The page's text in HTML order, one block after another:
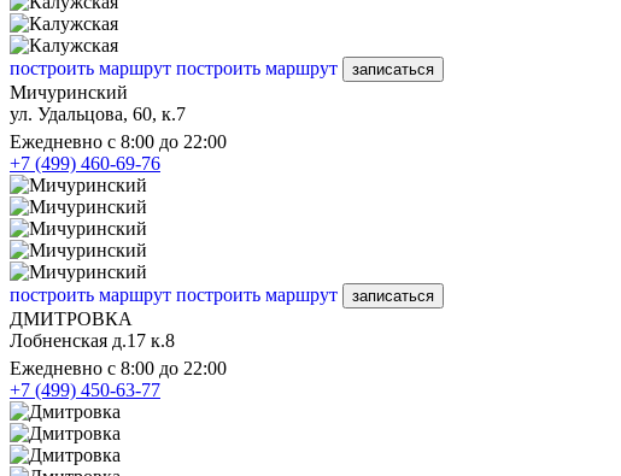
построить маршрут построить маршрут записаться
Мичуринский
ул. Удальцова, 60, к.7
Ежедневно с 8:00 до 22:00
+7 (499) 460-69-76
построить маршрут построить маршрут записаться
ДМИТРОВКА
Лобненская д.17 к.8
Ежедневно с 8:00 до 22:00
+7 (499) 450-63-77